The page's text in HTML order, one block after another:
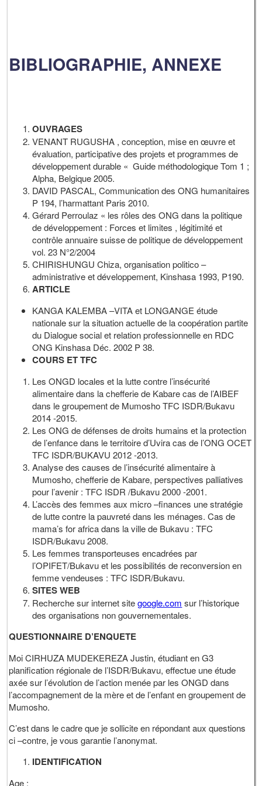
BIBLIOGRAPHIE, ANNEXE
OUVRAGES
VENANT RUGUSHA , conception, mise en œuvre et
évaluation, participative des projets et programmes de
développement durable « Guide méthodologique Tom 1 ;
Alpha, Belgique 2005.
DAVID PASCAL, Communication des ONG humanitaires
P 194, l’harmattant Paris 2010.
Gérard Perroulaz « les rôles des ONG dans la politique
de développement : Forces et limites , légitimité et
contrôle annuaire suisse de politique de développement
vol. 23 N°2/2004
CHIRISHUNGU Chiza, organisation politico –
administrative et développement, Kinshasa 1993, P190.
ARTICLE
KANGA KALEMBA –VITA et LONGANGE étude
nationale sur la situation actuelle de la coopération partite
du Dialogue social et relation professionnelle en RDC
ONG Kinshasa Déc. 2002 P 38.
COURS ET TFC
Les ONGD locales et la lutte contre l’insécurité
alimentaire dans la chefferie de Kabare cas de l’AIBEF
dans le groupement de Mumosho TFC ISDR/Bukavu
2014 -2015.
Les ONG de défenses de droits humains et la protection
de l’enfance dans le territoire d’Uvira cas de l’ONG OCET
TFC ISDR/BUKAVU 2012 -2013.
Analyse des causes de l’insécurité alimentaire à
Mumosho, chefferie de Kabare, perspectives palliatives
pour l’avenir : TFC ISDR /Bukavu 2000 -2001.
L’accès des femmes aux micro –finances une stratégie
de lutte contre la pauvreté dans les ménages. Cas de
mama’s for africa dans la ville de Bukavu : TFC
ISDR/Bukavu 2008.
Les femmes transporteuses encadrées par
l’OPIFET/Bukavu et les possibilités de reconversion en
femme vendeuses : TFC ISDR/Bukavu.
SITES WEB
Recherche sur internet sitegoogle.com sur l’historique
des organisations non gouvernementales.
QUESTIONNAIRE D’ENQUETE
Moi CIRHUZA MUDEKEREZA Justin, étudiant en G3
planification régionale de l’ISDR/Bukavu, effectue une étude
axée sur l’évolution de l’action menée par les ONGD dans
l’accompagnement de la mère et de l’enfant en groupement de
Mumosho.
C’est dans le cadre que je sollicite en répondant aux questions
ci –contre, je vous garantie l’anonymat.
IDENTIFICATION
Age :